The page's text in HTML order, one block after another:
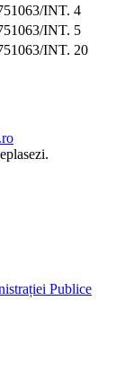
INT. 4
INT. 5
INT. 20
Publice